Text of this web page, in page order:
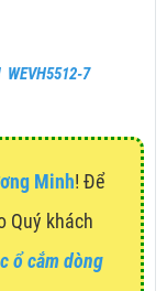
7
Minh! Để
Quý khách
ổ cắm dòng